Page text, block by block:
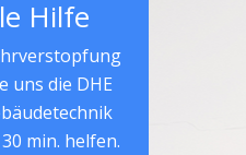
Hilfe
uns die DHE
min. helfen.